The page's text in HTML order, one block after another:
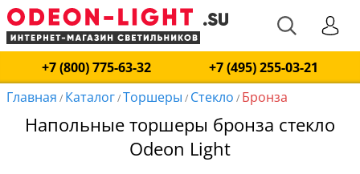
+7 (800) 775-63-32
+7 (495) 255-03-21
Главная / Каталог/Торшеры / Стекло / Бронза
Напольные торшеры бронза стекло
Odeon Light